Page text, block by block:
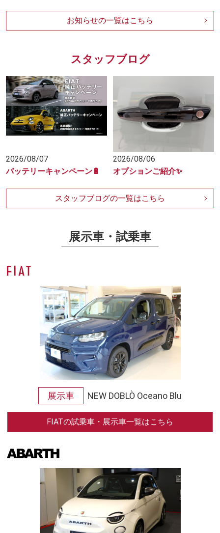
お知らせの一覧はこちら
スタッフブログ
2026/08/07
バッテリーキャンペーン🔋
2026/08/06
オプションご紹介✨
スタッフブログの一覧はこちら
展示車・試乗車
展示車 NEW DOBLÒ Oceano Blu
FIATの試乗車・展示車一覧はこちら